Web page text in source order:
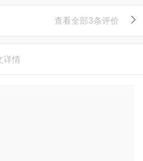
查看全部3条评价
详情